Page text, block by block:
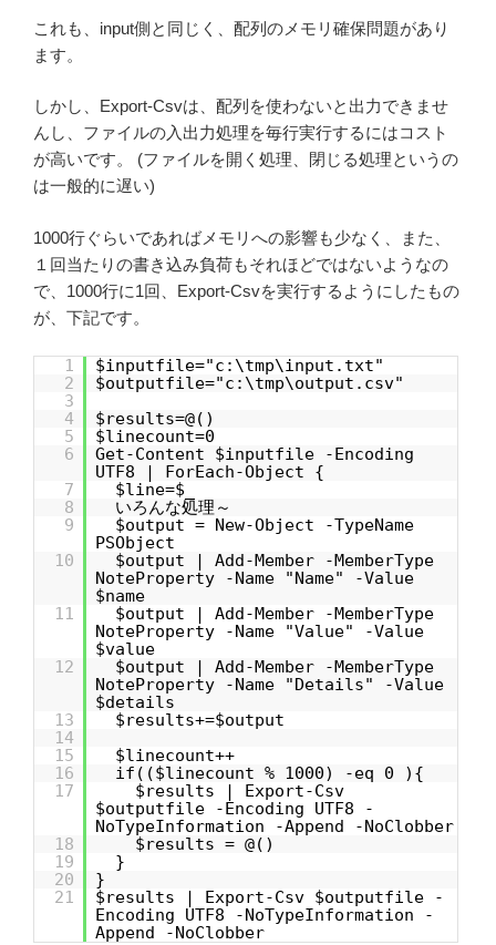
これも、input側と同じく、配列のメモリ確保問題があり
ます。
しかし、Export-Csvは、配列を使わないと出力できませ
んし、ファイルの入出力処理を毎行実行するにはコスト
が高いです。 (ファイルを開く処理、閉じる処理というの
は一般的に遅い)
1000行ぐらいであればメモリへの影響も少なく、また、
１回当たりの書き込み負荷もそれほどではないようなの
で、1000行に1回、Export-Csvを実行するようにしたもの
が、下記です。
1
$inputfile="c:\tmp\input.txt"
2
$outputfile="c:\tmp\output.csv"
3
4
$results=@()
5
$linecount=0
6
Get-Content $inputfile -Encoding
UTF8 | ForEach-Object {
7
$line=$_
8
いろんな処理～
9
$output = New-Object -TypeName
PSObject
10
$output | Add-Member -MemberType
NoteProperty -Name "Name" -Value
$name
11
$output | Add-Member -MemberType
NoteProperty -Name "Value" -Value
$value
12
$output | Add-Member -MemberType
NoteProperty -Name "Details" -Value
$details
13
$results+=$output
14
15
$linecount++
16
if(($linecount % 1000) -eq 0 ){
17
$results | Export-Csv
$outputfile -Encoding UTF8 -
NoTypeInformation -Append -NoClobber
18
$results = @()
19
}
20
}
21
$results | Export-Csv $outputfile -
Encoding UTF8 -NoTypeInformation -
Append -NoClobber